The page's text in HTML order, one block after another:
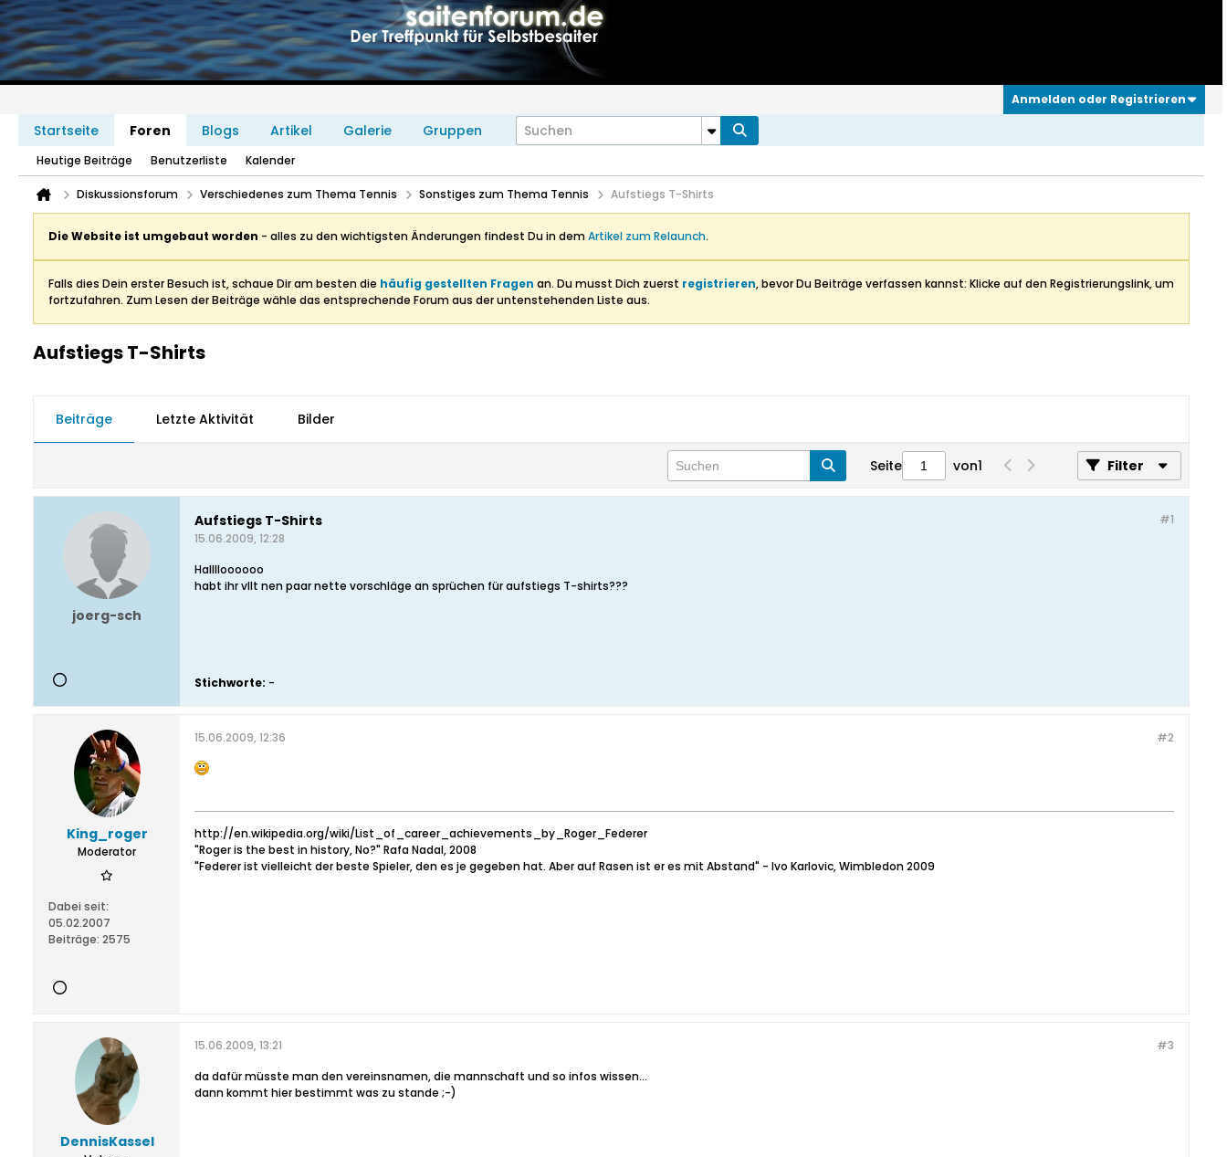
Anmelden oder Registrieren
Startseite Foren Blogs Artikel Galerie Gruppen
Heutige Beiträge Benutzerliste Kalender
Diskussionsforum Verschiedenes zum Thema Tennis Sonstiges zum Thema Tennis Aufstiegs T-Shirts
Die Website ist umgebaut worden - alles zu den wichtigsten Änderungen findest Du in demArtikel zum Relaunch.
Falls dies Dein erster Besuch ist, schaue Dir am besten die häufig gestellten Fragen an. Du musst Dich zuerst registrieren, bevor Du Beiträge verfassen kannst: Klicke auf den Registrierungslink, um
fortzufahren. Zum Lesen der Beiträge wähle das entsprechende Forum aus der untenstehenden Liste aus.
Aufstiegs T-Shirts
Beiträge Letzte Aktivität Bilder
Seite von1 Filter
joerg-sch
#1
Aufstiegs T-Shirts
15.06.2009, 12:28
Halllloooooo
habt ihr vllt nen paar nette vorschläge an sprüchen für aufstiegs T-shirts???
Stichworte: -
King_roger
Moderator
Dabei seit:
05.02.2007
Beiträge: 2575
#2
15.06.2009, 12:36
http://en.wikipedia.org/wiki/List_of_career_achievements_by_Roger_Federer
"Roger is the best in history, No?" Rafa Nadal, 2008
"Federer ist vielleicht der beste Spieler, den es je gegeben hat. Aber auf Rasen ist er es mit Abstand" - Ivo Karlovic, Wimbledon 2009
DennisKassel
#3
15.06.2009, 13:21
da dafür müsste man den vereinsnamen, die mannschaft und so infos wissen...
dann kommt hier bestimmt was zu stande ;-)